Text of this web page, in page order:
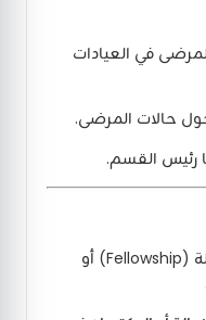
في العيادات
حالات المرضى.
رئيس القسم.
دكتوراه في الطب (PhD) أو زمالة (Fellowship) أو